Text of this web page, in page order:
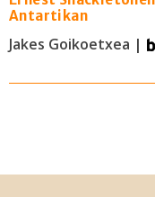
Antartikan
Jakes Goikoetxea |